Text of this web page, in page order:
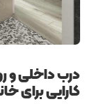
درب داخلی و
کارایی برای